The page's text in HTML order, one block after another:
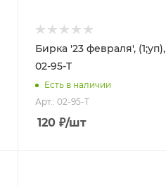
Бирка '23 февраля', (1;уп),
02-95-T
Есть в наличии
Арт.: 02-95-T
120₽/шт